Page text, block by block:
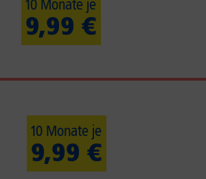
10 Monate je
9,99 €
10 Monate je
9,99 €